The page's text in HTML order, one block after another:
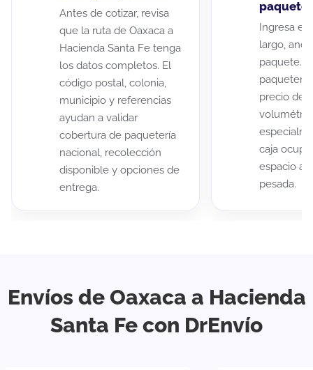
Antes de cotizar, revisa
que la ruta de Oaxaca a
Hacienda Santa Fe tenga
los datos completos. El
código postal, colonia,
municipio y referencias
ayudan a validar
cobertura de paquetería
nacional, recolección
disponible y opciones de
entrega.
paquete
Ingresa el
largo,
paquete.
precio de
caja
espacio
pesada.
Envíos de Oaxaca a Hacienda
Santa Fe con DrEnvío